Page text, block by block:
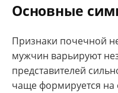
Основные
Признаки почечной
мужчин варьируют
представителей
чаще формируется